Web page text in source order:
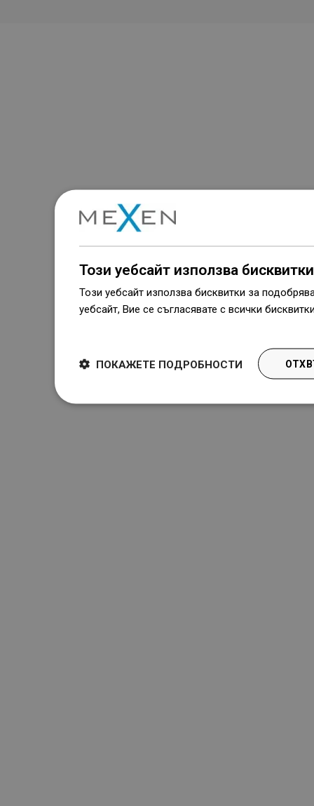
Този уебсайт използва бисквитки
Този уебсайт използва бисквитки за
уебсайт, Вие се съгласявате с всички
ПОКАЖЕТЕ ПОДРОБНОСТИ